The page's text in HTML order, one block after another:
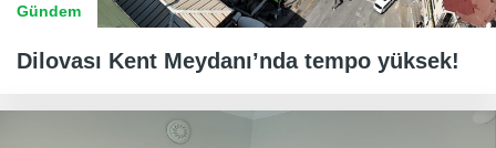
Gündem
Dilovası Kent Meydanı’nda tempo yüksek!